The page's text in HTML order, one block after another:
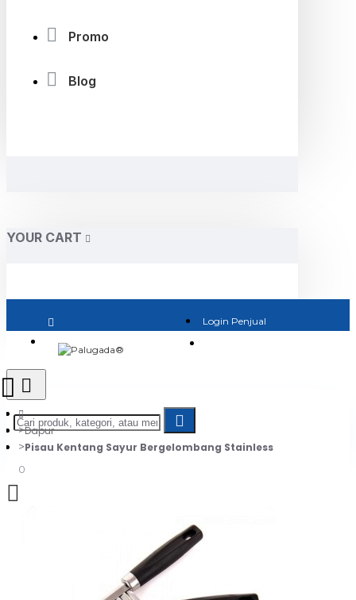
Promo
Blog
YOUR CART
Login Penjual
0
Daftar belanja Anda kosong!
Dapur
Pisau Kentang Sayur Bergelombang Stainless